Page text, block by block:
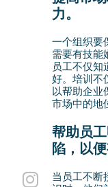
力。
一个组织要
需要有技能
员工不仅知
好。培训不
以帮助企业
市场中的地
帮助员
陷，以
当员工不断